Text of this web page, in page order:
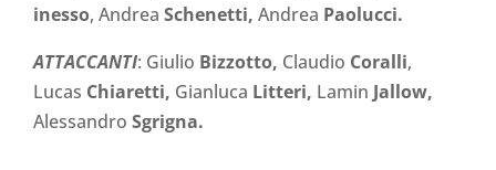
inesso, Andrea Schenetti, Andrea Paolucci.
ATTACCANTI: Giulio Bizzotto, Claudio Coralli,
Lucas Chiaretti, Gianluca Litteri, Lamin Jallow,
Alessandro Sgrigna.